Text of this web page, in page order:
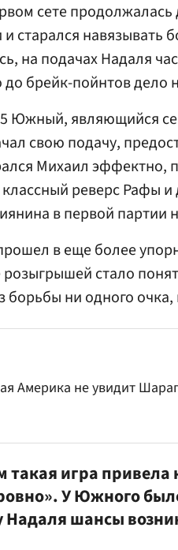
сете
старался навязывать
на подачах Надаля
брейк-пойнтов дело
Южный, являющийся
свою подачу,
Михаил эффектно,
реверс Рафы
в первой партии
в еще более
стало
борьбы ни одного очка,
Америка не увидит
такая игра
У Южного
Надаля шансы